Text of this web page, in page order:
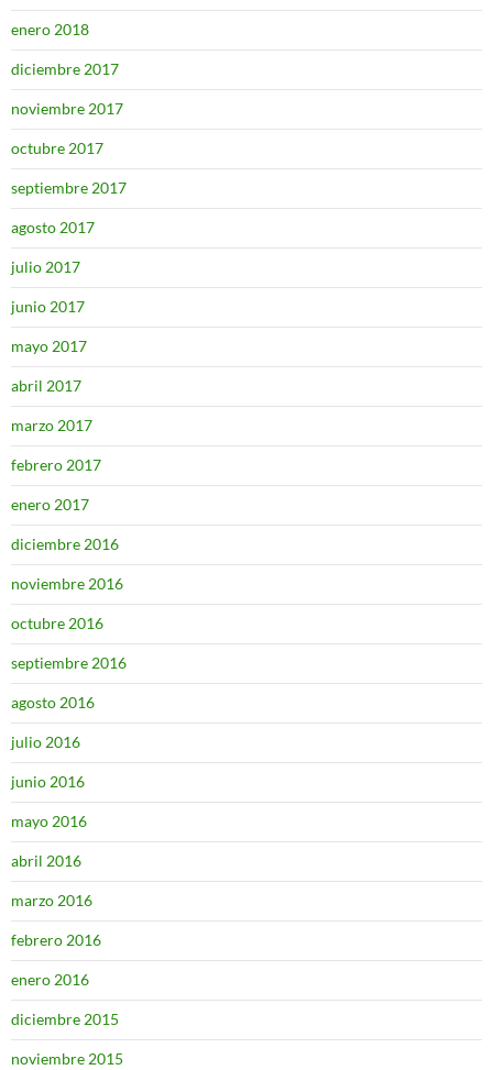
enero 2018
diciembre 2017
noviembre 2017
octubre 2017
septiembre 2017
agosto 2017
julio 2017
junio 2017
mayo 2017
abril 2017
marzo 2017
febrero 2017
enero 2017
diciembre 2016
noviembre 2016
octubre 2016
septiembre 2016
agosto 2016
julio 2016
junio 2016
mayo 2016
abril 2016
marzo 2016
febrero 2016
enero 2016
diciembre 2015
noviembre 2015